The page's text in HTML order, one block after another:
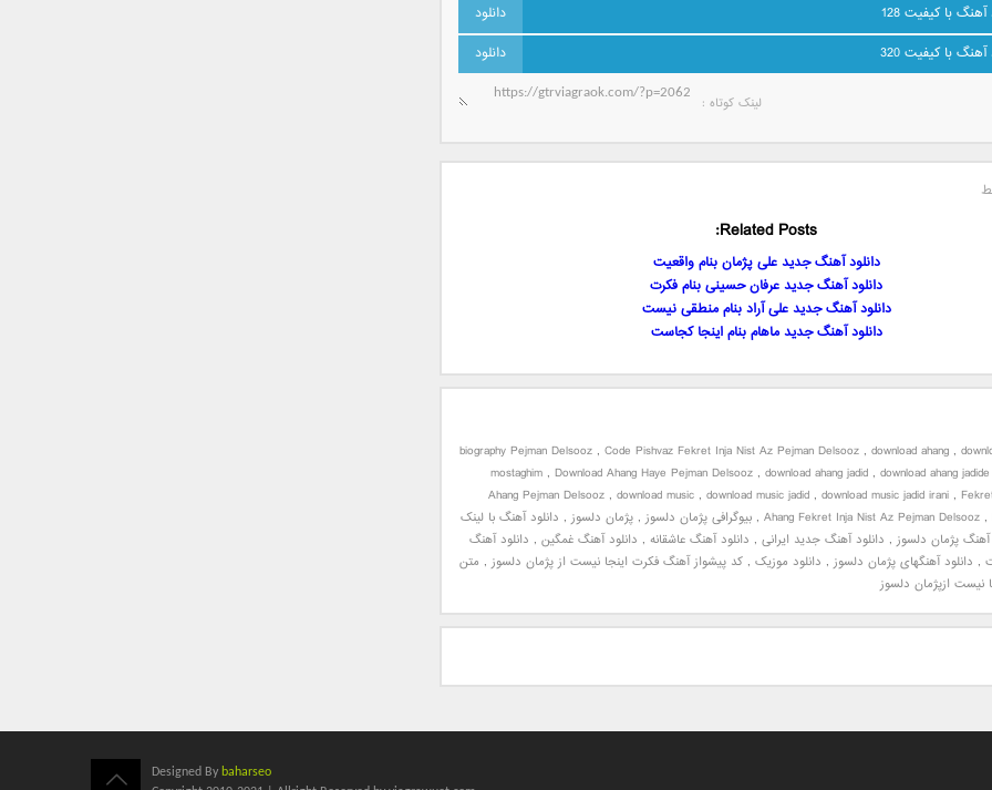
آهنگ با کیفیت 128
آهنگ با کیفیت 320
لینک کوتاه‌ :
Related Posts:
دانلود آهنگ جدید علی پژمان بنام واقعیت
دانلود آهنگ جدید عرفان حسینی بنام فکرت
دانلود آهنگ جدید علی آراد بنام منطقی نیست
دانلود آهنگ جدید ماهام بنام اینجا کجاست
biography Pejman Delsooz , Code Pishvaz Fekret Inja Nist Az Pejman Delsooz , download ahang ,
mostaghim , Download Ahang Haye Pejman Delsooz , download ahang jadid , download ahang
Ahang Pejman Delsooz , download music , download music jadid , download music jadid irani ,
Ahang Fekret Inja Nist Az Pejman Delsooz ,
, بیوگرافی پژمان دلسوز, پژمان دلسوز, دانلود آهنگ با لینک
آهنگ پژمان دلسوز, دانلود آهنگ جدید ایرانی , دانلود آهنگ عاشقانه , دانلود آهنگ غمگین , دانلود آهنگ
, دانلود آهنگهای پژمان دلسوز, دانلود موزیک , کد پیشواز آهنگ فکرت اینجا نیست از پژمان دلسوز, متن
نیست ازپژمان دلسوز
Designed By baharseo